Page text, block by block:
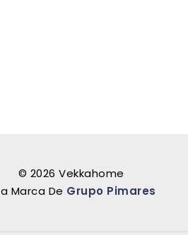
© 2026 Vekkahome
Marca De Grupo Pimares